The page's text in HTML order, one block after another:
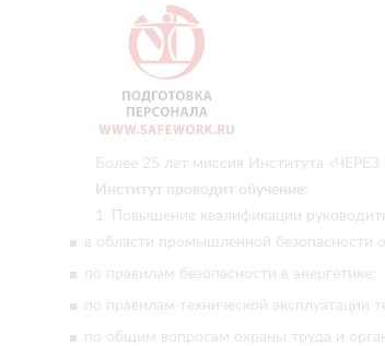
Более 25 лет миссия Института
Институт проводит обучение:
1. Повышение квалификации
в области промышленной безопасности
по правилам безопасности в энергетике;
по правилам технической эксплуатации
по общим вопросам охраны труда и